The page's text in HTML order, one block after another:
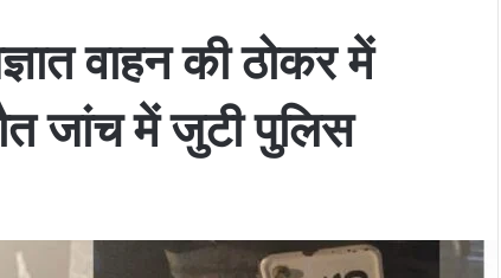
वाहन की ठोकर में
जांच में जुटी पुलिस